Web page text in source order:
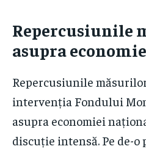
Repercusiunile
asupra
Repercusiunile
intervenția Fondului
asupra economiei
discuție intensă. Pe de-